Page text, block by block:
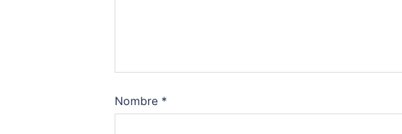
Nombre *